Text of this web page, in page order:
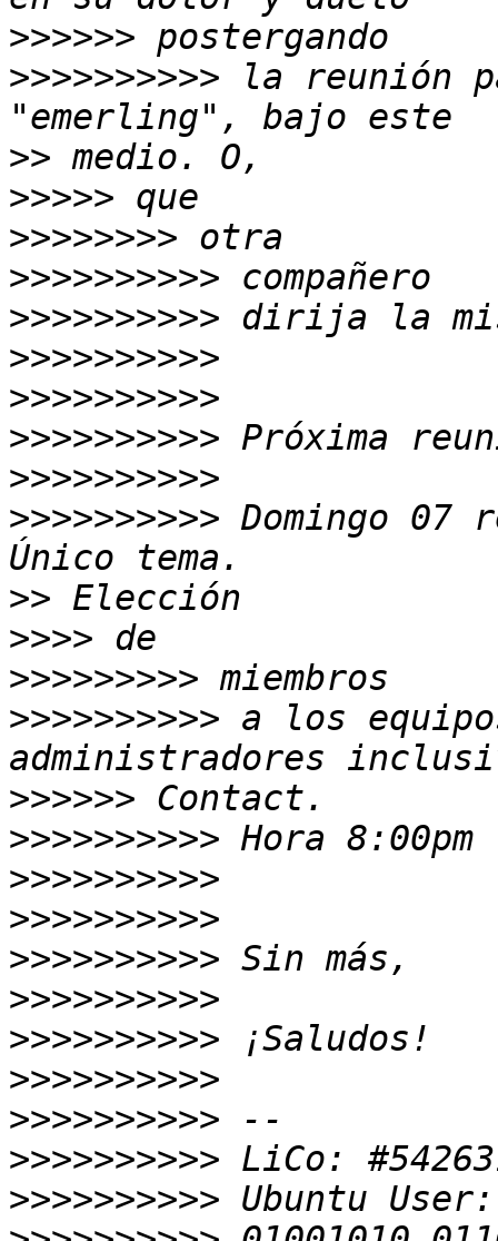
>>>>>>
>>>>>>>>>> la reunión
>>
>>>>>
>>>>>>>>
>>>>>>>>>>
>>>>>>>>>>
>>>>>>>>>>
>>>>>>>>>>
>>>>>>>>>>
>>>>>>>>>>
>>>>>>>>>> Domingo 07
>>
>>>>
>>>>>>>>>
>>>>>>>>>> a los
>>>>>>
>>>>>>>>>>
>>>>>>>>>>
>>>>>>>>>>
>>>>>>>>>>
>>>>>>>>>>
>>>>>>>>>>
>>>>>>>>>>
>>>>>>>>>>
>>>>>>>>>>
>>>>>>>>>>